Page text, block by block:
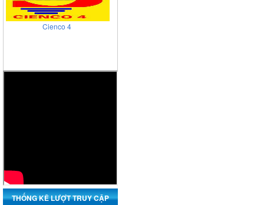
Cienco 4
Viglacera
THỐNG KÊ LƯỢT TRUY CẬP